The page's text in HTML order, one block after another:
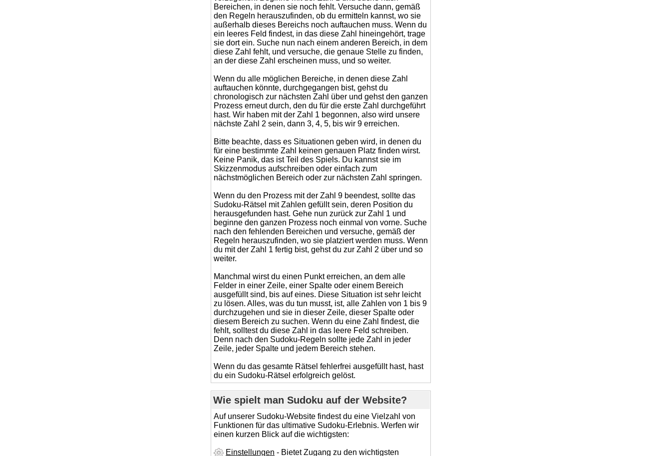
Bereichen, in denen sie noch fehlt. Versuche dann, gemäß
den Regeln herauszufinden, ob du ermitteln kannst, wo sie
außerhalb dieses Bereichs noch auftauchen muss. Wenn du
ein leeres Feld findest, in das diese Zahl hineingehört, trage
sie dort ein. Suche nun nach einem anderen Bereich, in dem
diese Zahl fehlt, und versuche, die genaue Stelle zu finden,
an der diese Zahl erscheinen muss, und so weiter.
Wenn du alle möglichen Bereiche, in denen diese Zahl
auftauchen könnte, durchgegangen bist, gehst du
chronologisch zur nächsten Zahl über und gehst den ganzen
Prozess erneut durch, den du für die erste Zahl durchgeführt
hast. Wir haben mit der Zahl 1 begonnen, also wird unsere
nächste Zahl 2 sein, dann 3, 4, 5, bis wir 9 erreichen.
Bitte beachte, dass es Situationen geben wird, in denen du
für eine bestimmte Zahl keinen genauen Platz finden wirst.
Keine Panik, das ist Teil des Spiels. Du kannst sie im
Skizzenmodus aufschreiben oder einfach zum
nächstmöglichen Bereich oder zur nächsten Zahl springen.
Wenn du den Prozess mit der Zahl 9 beendest, sollte das
Sudoku-Rätsel mit Zahlen gefüllt sein, deren Position du
herausgefunden hast. Gehe nun zurück zur Zahl 1 und
beginne den ganzen Prozess noch einmal von vorne. Suche
nach den fehlenden Bereichen und versuche, gemäß der
Regeln herauszufinden, wo sie platziert werden muss. Wenn
du mit der Zahl 1 fertig bist, gehst du zur Zahl 2 über und so
weiter.
Manchmal wirst du einen Punkt erreichen, an dem alle
Felder in einer Zeile, einer Spalte oder einem Bereich
ausgefüllt sind, bis auf eines. Diese Situation ist sehr leicht
zu lösen. Alles, was du tun musst, ist, alle Zahlen von 1 bis 9
durchzugehen und sie in dieser Zeile, dieser Spalte oder
diesem Bereich zu suchen. Wenn du eine Zahl findest, die
fehlt, solltest du diese Zahl in das leere Feld schreiben.
Denn nach den Sudoku-Regeln sollte jede Zahl in jeder
Zeile, jeder Spalte und jedem Bereich stehen.
Wenn du das gesamte Rätsel fehlerfrei ausgefüllt hast, hast
du ein Sudoku-Rätsel erfolgreich gelöst.
Wie spielt man Sudoku auf der Website?
Auf unserer Sudoku-Website findest du eine Vielzahl von
Funktionen für das ultimative Sudoku-Erlebnis. Werfen wir
einen kurzen Blick auf die wichtigsten:
Einstellungen - Bietet Zugang zu den wichtigsten